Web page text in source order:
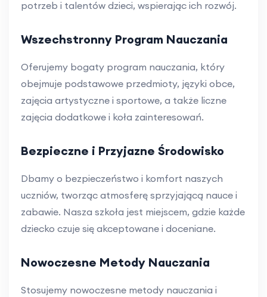
potrzeb i talentów dzieci, wspierając ich rozwój.
Wszechstronny Program Nauczania
Oferujemy bogaty program nauczania, który
obejmuje podstawowe przedmioty, języki obce,
zajęcia artystyczne i sportowe, a także liczne
zajęcia dodatkowe i koła zainteresowań.
Bezpieczne i Przyjazne Środowisko
Dbamy o bezpieczeństwo i komfort naszych
uczniów, tworząc atmosferę sprzyjającą nauce i
zabawie. Nasza szkoła jest miejscem, gdzie każde
dziecko czuje się akceptowane i doceniane.
Nowoczesne Metody Nauczania
Stosujemy nowoczesne metody nauczania i